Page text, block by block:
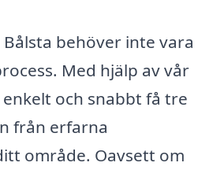
behöver inte vara
Med hjälp av vår
och snabbt få tre
från erfarna
område. Oavsett om